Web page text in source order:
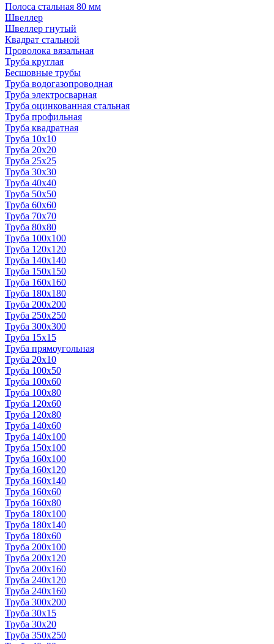
Полоса стальная 80 мм
Швеллер
Швеллер гнутый
Квадрат стальной
Проволока вязальная
Труба круглая
Бесшовные трубы
Труба водогазопроводная
Труба электросварная
Труба оцинкованная стальная
Труба профильная
Труба квадратная
Труба 10x10
Труба 20x20
Труба 25x25
Труба 30x30
Труба 40x40
Труба 50x50
Труба 60x60
Труба 70x70
Труба 80x80
Труба 100x100
Труба 120x120
Труба 140x140
Труба 150x150
Труба 160x160
Труба 180x180
Труба 200x200
Труба 250x250
Труба 300x300
Труба 15x15
Труба прямоугольная
Труба 20x10
Труба 100x50
Труба 100x60
Труба 100x80
Труба 120x60
Труба 120x80
Труба 140x60
Труба 140x100
Труба 150x100
Труба 160x100
Труба 160x120
Труба 160x140
Труба 160x60
Труба 160x80
Труба 180x100
Труба 180x140
Труба 180x60
Труба 200x100
Труба 200x120
Труба 200x160
Труба 240x120
Труба 240x160
Труба 300x200
Труба 30x15
Труба 30x20
Труба 350x250